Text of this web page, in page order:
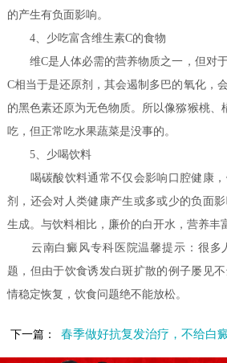
的产生有负面影响。
4、少吃富含维生素C的食物
维C是人体必需的营养物质之一，但对
C相当于是还原剂，其会遏制多巴的氧化，
的黑色素还原为无色物质。所以像猕猴桃、
吃，但正常吃水果蔬菜是没事的。
5、少喝饮料
喝碳酸饮料通常不仅会影响口腔健康，
剂，还会对人类健康产生或多或少的负面
生成。与饮料相比，廉价的白开水，营养丰
云南白癜风专科医院温馨提示：很多
题，但由于饮食诱发白斑扩散的例子屡见
情稳定恢复，饮食问题绝不能放松。
下一篇： 春季做好抗复发治疗，不给白